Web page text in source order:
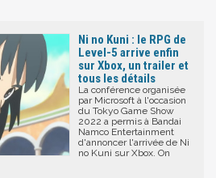
Ni no Kuni : le RPG de
Level-5 arrive enfin
sur Xbox, un trailer et
tous les détails
La conférence organisée
par Microsoft à l'occasion
du Tokyo Game Show
2022 a permis à Bandai
Namco Entertainment
d'annoncer l'arrivée de Ni
no Kuni sur Xbox. On